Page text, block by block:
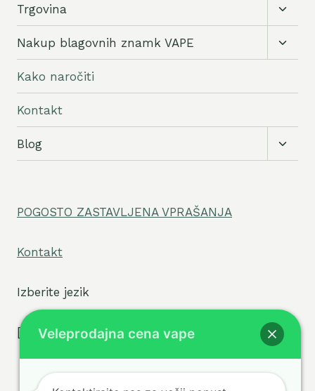
Trgovina
Nakup blagovnih znamk VAPE
Kako naročiti
Kontakt
Blog
POGOSTO ZASTAVLJENA VPRAŠANJA
Kontakt
Izberite jezik
[tpe widget="select2/tpw_select2.php"]
Veleprodajna cena vape